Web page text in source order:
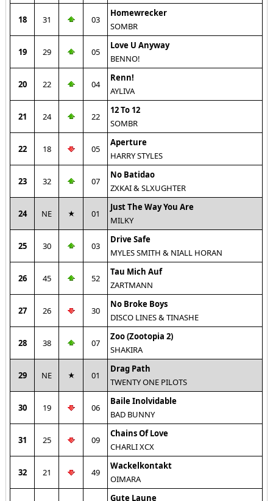
18 31 03
Homewrecker
SOMBR
19 29 05
Love U Anyway
BENNO!
20 22 04
Renn!
AYLIVA
21 24 22
12 To 12
SOMBR
22 18 05
Aperture
HARRY STYLES
23 32 07
No Batidao
ZXKAI & SLXUGHTER
24 NE 01
Just The Way You Are
MILKY
25 30 03
Drive Safe
MYLES SMITH & NIALL HORAN
26 45 52
Tau Mich Auf
ZARTMANN
27 26 30
No Broke Boys
DISCO LINES & TINASHE
28 38 07
Zoo (Zootopia 2)
SHAKIRA
29 NE 01
Drag Path
TWENTY ONE PILOTS
30 19 06
Baile Inolvidable
BAD BUNNY
31 25 09
Chains Of Love
CHARLI XCX
32 21 49
Wackelkontakt
OIMARA
Gute Laune